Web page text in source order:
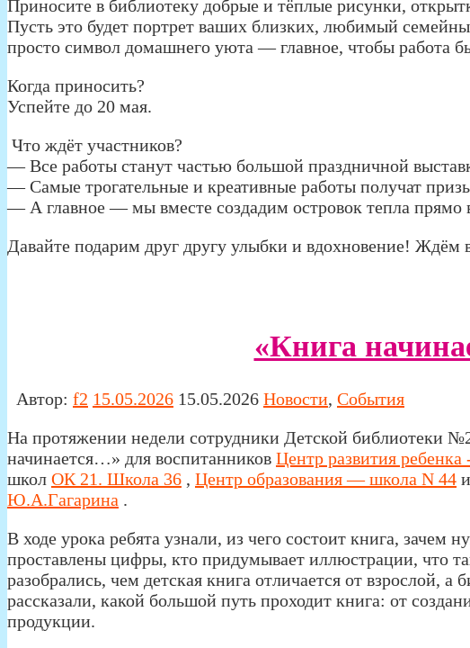
Приносите в библиотеку добрые и тёплые рисунки,
Пусть это будет портрет ваших близких, любимый
просто символ домашнего уюта — главное, чтобы работа
Когда приносить?
Успейте до 20 мая.
Что ждёт участников?
— Все работы станут частью большой праздничной
— Самые трогательные и креативные работы получат
— А главное — мы вместе создадим островок тепла прямо
Давайте подарим друг другу улыбки и вдохновение!
«Книга
Автор: f2 15.05.2026 15.05.2026 Новости, События
На протяжении недели сотрудники Детской библиотеки
начинается…» для воспитанников Центр развития
школ ОК 21. Школа 36 , Центр образования — школа N 44 и
Ю.А.Гагарина .
В ходе урока ребята узнали, из чего состоит книга, зачем
проставлены цифры, кто придумывает иллюстрации, что
разобрались, чем детская книга отличается от взрослой,
рассказали, какой большой путь проходит книга: от
продукции.